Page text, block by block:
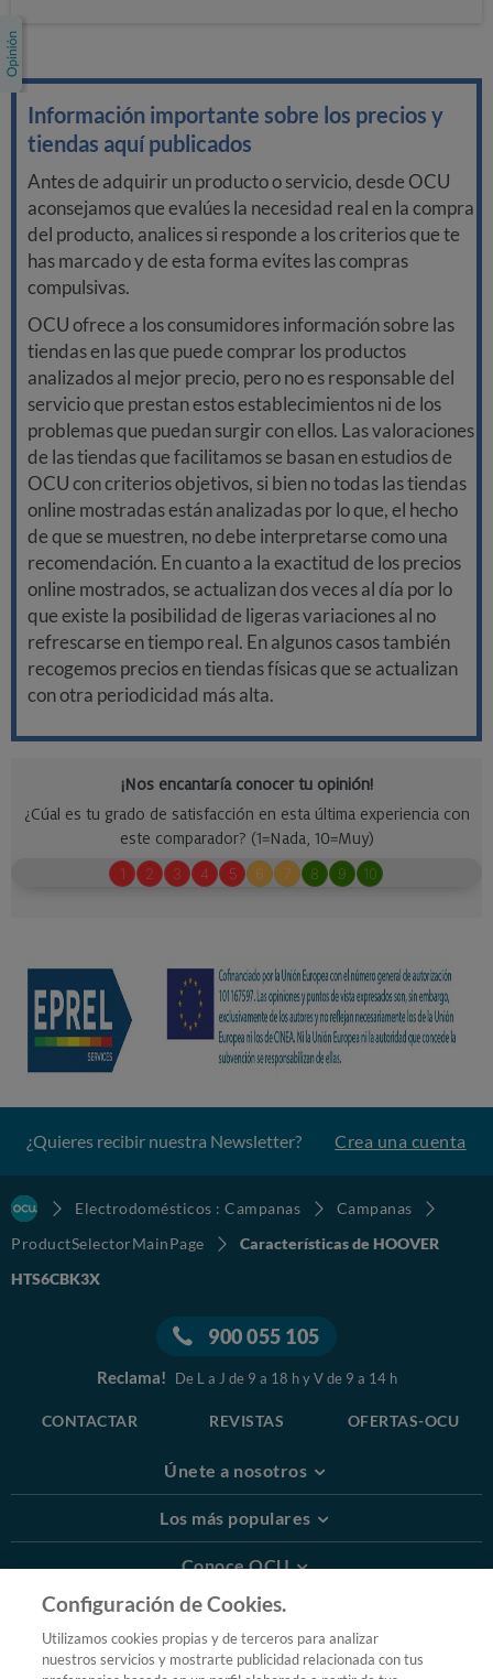
Información importante sobre los precios y
tiendas aquí publicados
Antes de adquirir un producto o servicio, desde OCU
aconsejamos que evalúes la necesidad real en la compra
del producto, analices si responde a los criterios que te
has marcado y de esta forma evites las compras
compulsivas.
OCU ofrece a los consumidores información sobre las
tiendas en las que puede comprar los productos
analizados al mejor precio, pero no es responsable del
servicio que prestan estos establecimientos ni de los
problemas que puedan surgir con ellos. Las valoraciones
de las tiendas que facilitamos se basan en estudios de
OCU con criterios objetivos, si bien no todas las tiendas
online mostradas están analizadas por lo que, el hecho
de que se muestren, no debe interpretarse como una
recomendación. En cuanto a la exactitud de los precios
online mostrados, se actualizan dos veces al día por lo
que existe la posibilidad de ligeras variaciones al no
refrescarse en tiempo real. En algunos casos también
recogemos precios en tiendas físicas que se actualizan
con otra periodicidad más alta.
¿Quieres recibir nuestra Newsletter? Crea una cuenta
Electrodomésticos : Campanas
Campanas
ProductSelectorMainPage
Características de HOOVER
HTS6CBK3X
900 055 105
Reclama! De L a J de 9 a 18 h y V de 9 a 14 h
CONTACTAR REVISTAS OFERTAS-OCU
Únete a nosotros
Los más populares
Conoce OCU
Más Información
© 2026 OCU
Configuración de Cookies.
Utilizamos cookies propias y de terceros para analizar
nuestros servicios y mostrarte publicidad relacionada con tus